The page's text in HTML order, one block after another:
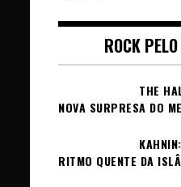
ROCK
THE
NOVA SURPRESA DO
RITMO QUENTE DA